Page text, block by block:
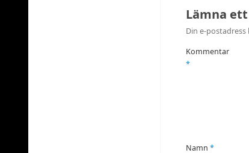
Lämna
Din e-
Kommentar
*
Namn *